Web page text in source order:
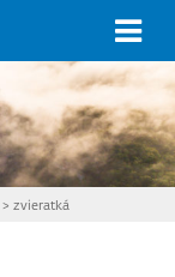
>zvieratká